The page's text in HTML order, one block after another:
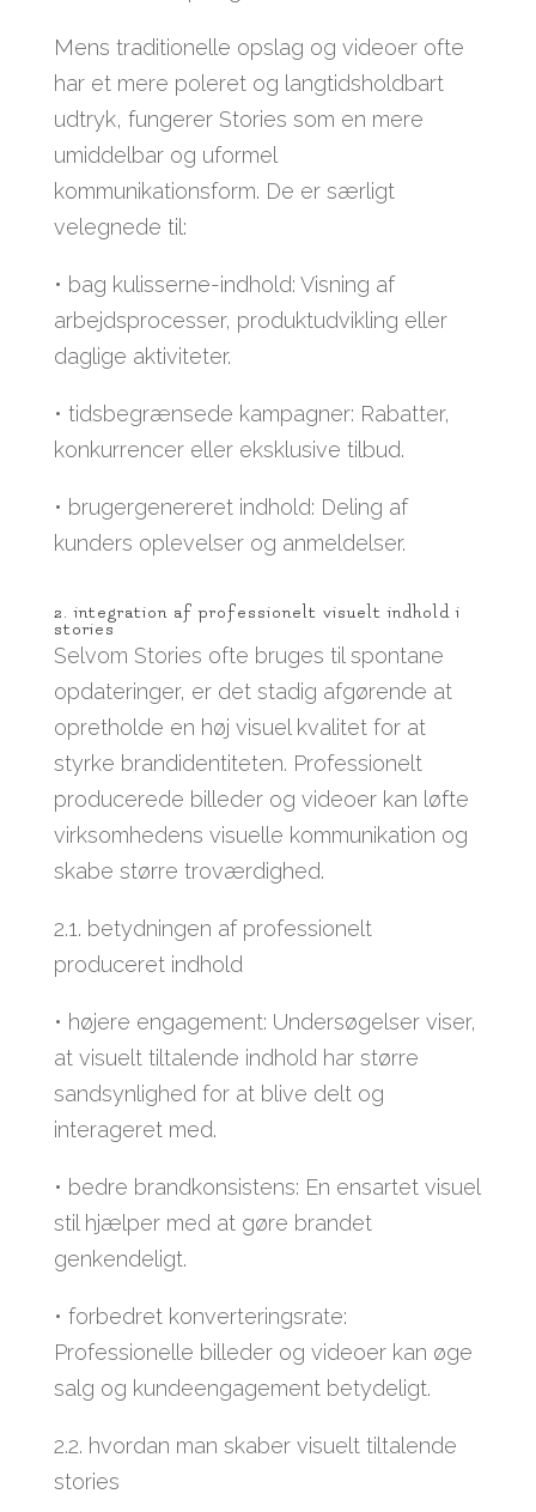
Mens traditionelle opslag og videoer ofte
har et mere poleret og langtidsholdbart
udtryk, fungerer Stories som en mere
umiddelbar og uformel
kommunikationsform. De er særligt
velegnede til:
• bag kulisserne-indhold: Visning af
arbejdsprocesser, produktudvikling eller
daglige aktiviteter.
• tidsbegrænsede kampagner: Rabatter,
konkurrencer eller eksklusive tilbud.
• brugergenereret indhold: Deling af
kunders oplevelser og anmeldelser.
2. integration af professionelt visuelt indhold i
stories
Selvom Stories ofte bruges til spontane
opdateringer, er det stadig afgørende at
opretholde en høj visuel kvalitet for at
styrke brandidentiteten. Professionelt
producerede billeder og videoer kan løfte
virksomhedens visuelle kommunikation og
skabe større troværdighed.
2.1. betydningen af professionelt
produceret indhold
• højere engagement: Undersøgelser viser,
at visuelt tiltalende indhold har større
sandsynlighed for at blive delt og
interageret med.
• bedre brandkonsistens: En ensartet visuel
stil hjælper med at gøre brandet
genkendeligt.
• forbedret konverteringsrate:
Professionelle billeder og videoer kan øge
salg og kundeengagement betydeligt.
2.2. hvordan man skaber visuelt tiltalende
stories